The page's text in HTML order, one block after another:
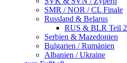
SMR / NOR / CL Finale
Russland & Belarus
RUS & BLR Teil 2
Serbien & Mazedonien
Bulgarien / Rumänien
Albanien / Ukraine